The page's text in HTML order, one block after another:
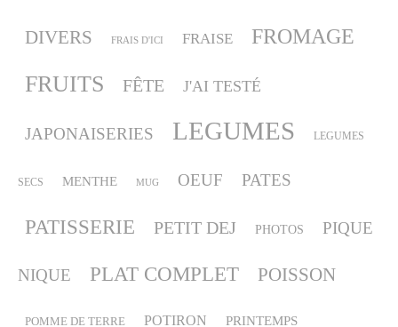
DIVERS FRAIS D'ICI FRAISE FROMAGE
FRUITS FÊTE J'AI TESTÉ
JAPONAISERIES LEGUMES LEGUMES
SECS MENTHE MUG OEUF PATES
PATISSERIE PETIT DEJ PHOTOS PIQUE
NIQUE PLAT COMPLET POISSON
POMME DE TERRE POTIRON PRINTEMPS